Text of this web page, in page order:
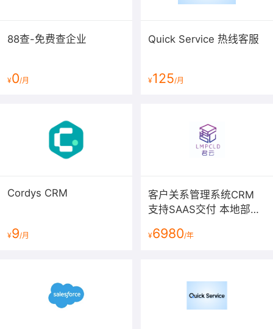
88查-免费查企业
¥0/月
Quick Service 热线客服
¥125/月
Cordys CRM
¥9/月
客户关系管理系统CRM
支持SAAS交付 本地部署
¥6980/年